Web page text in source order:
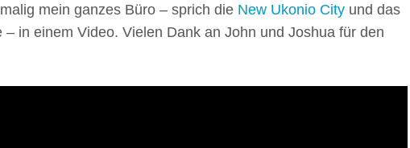
mein ganzes Büro – sprich die New Ukonio City und das
in einem Video. Vielen Dank an John und Joshua für den